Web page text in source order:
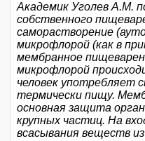
Академик Уголев А.М.
собственного
саморастворение
микрофлорой (как в
мембранное
микрофлорой
человек употребляет
термически пищу.
основная защита
крупных частиц. На
всасывания веществ